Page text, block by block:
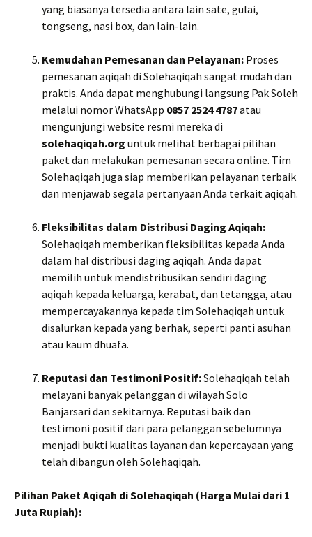
yang biasanya tersedia antara lain sate, gulai,
tongseng, nasi box, dan lain-lain.
Kemudahan Pemesanan dan Pelayanan: Proses
pemesanan aqiqah di Solehaqiqah sangat mudah dan
praktis. Anda dapat menghubungi langsung Pak Soleh
melalui nomor WhatsApp 0857 2524 4787atau
mengunjungi website resmi mereka di
solehaqiqah.org untuk melihat berbagai pilihan
paket dan melakukan pemesanan secara online. Tim
Solehaqiqah juga siap memberikan pelayanan terbaik
dan menjawab segala pertanyaan Anda terkait aqiqah.
Fleksibilitas dalam Distribusi Daging Aqiqah:
Solehaqiqah memberikan fleksibilitas kepada Anda
dalam hal distribusi daging aqiqah. Anda dapat
memilih untuk mendistribusikan sendiri daging
aqiqah kepada keluarga, kerabat, dan tetangga, atau
mempercayakannya kepada tim Solehaqiqah untuk
disalurkan kepada yang berhak, seperti panti asuhan
atau kaum dhuafa.
Reputasi dan Testimoni Positif:Solehaqiqah telah
melayani banyak pelanggan di wilayah Solo
Banjarsari dan sekitarnya. Reputasi baik dan
testimoni positif dari para pelanggan sebelumnya
menjadi bukti kualitas layanan dan kepercayaan yang
telah dibangun oleh Solehaqiqah.
Pilihan Paket Aqiqah di Solehaqiqah (Harga Mulai dari 1
Juta Rupiah):